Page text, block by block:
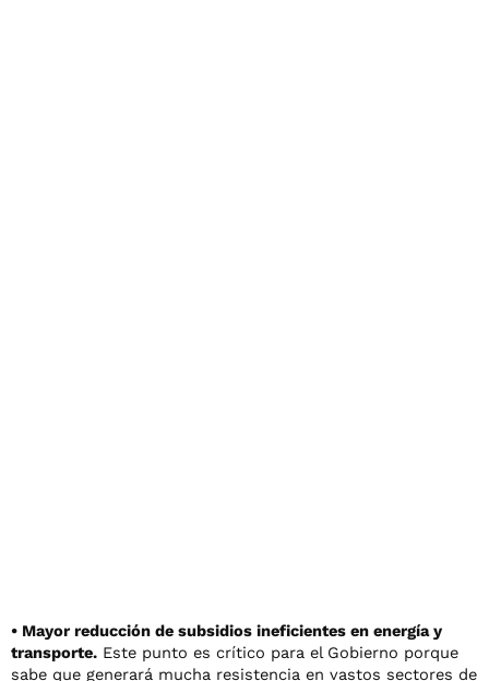
• Mayor reducción de subsidios ineficientes en energía y
transporte. Este punto es crítico para el Gobierno porque
sabe que generará mucha resistencia en vastos sectores de